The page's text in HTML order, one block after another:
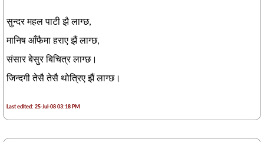
सुन्दर महल पाटी झै लाग्छ,
मानिष आँफैमा हराए झैं लाग्छ,
संसार बेसुर बिचित्र लाग्छ।
जिन्दगी तेसै तेसै थोत्रिए झैं लाग्छ।
Last edited: 25-Jul-08 03:18 PM